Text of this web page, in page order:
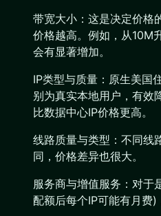
带宽大小：这是决定价格
价格越高。例如，从10M
会有显著增加。
IP类型与质量：原生美国
别为真实本地用户，有效
比数据中心IP价格更高。
线路质量与类型：不同线
同，价格差异也很大。
服务商与增值服务：对于
配额后每个IP可能有月费)